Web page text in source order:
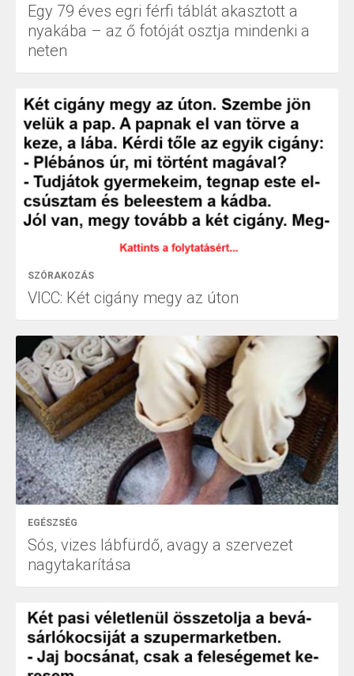
Egy 79 éves egri férfi táblát akasztott a
nyakába – az ő fotóját osztja mindenki a
neten
SZÓRAKOZÁS
VICC: Két cigány megy az úton
EGÉSZSÉG
Sós, vizes lábfürdő, avagy a szervezet
nagytakarítása